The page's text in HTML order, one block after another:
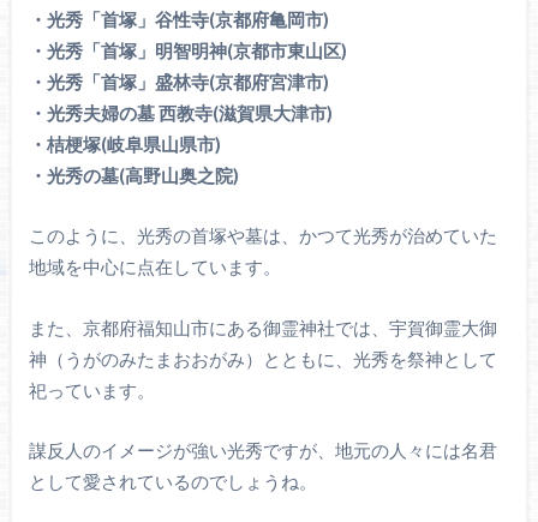
・光秀「首塚」谷性寺(京都府亀岡市)
・光秀「首塚」明智明神(京都市東山区)
・光秀「首塚」盛林寺(京都府宮津市)
・光秀夫婦の墓 西教寺(滋賀県大津市)
・桔梗塚(岐阜県山県市)
・光秀の墓(高野山奥之院)
このように、光秀の首塚や墓は、かつて光秀が治めていた
地域を中心に点在しています。
また、京都府福知山市にある御霊神社では、宇賀御霊大御
神（うがのみたまおおがみ）とともに、光秀を祭神として
祀っています。
謀反人のイメージが強い光秀ですが、地元の人々には名君
として愛されているのでしょうね。